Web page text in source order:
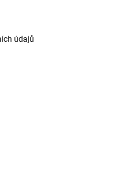
údajů